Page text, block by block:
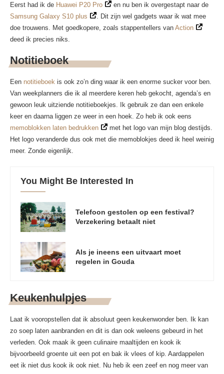
Eerst had ik de Huawei P20 Pro
en nu ben ik overgestapt naar de
Samsung Galaxy S10 plus
. Dit zijn wel gadgets waar ik wat mee
doe trouwens. Met goedkopere, zoals stappentellers van Action
deed ik precies niks.
Notitieboek
Een notitieboek is ook zo’n ding waar ik een enorme sucker voor ben.
Van weekplanners die ik al meerdere keren heb gekocht, agenda’s en
gewoon leuk uitziende notitieboekjes. Ik gebruik ze dan een enkele
keer en daarna liggen ze weer in een hoek. Zo heb ik ook eens
memoblokken laten bedrukken
met het logo van mijn blog destijds.
Het logo veranderde dus ook met die memoblokjes deed ik heel weinig
meer. Zonde eigenlijk.
You Might Be Interested In
Telefoon gestolen op een festival?
Verzekering betaalt niet
Als je ineens een uitvaart moet
regelen in Gouda
Keukenhulpjes
Laat ik vooropstellen dat ik absoluut geen keukenwonder ben. Ik kan
zo soep laten aanbranden en dit is dan ook weleens gebeurd in het
verleden. Ook maak ik geen culinaire maaltijden en kook ik
bijvoorbeeld groente uit een pot en bak ik vlees of kip. Aardappelen
eet ik niet dus kook ik ook niet. Nu heb ik een zeef en nog meer van